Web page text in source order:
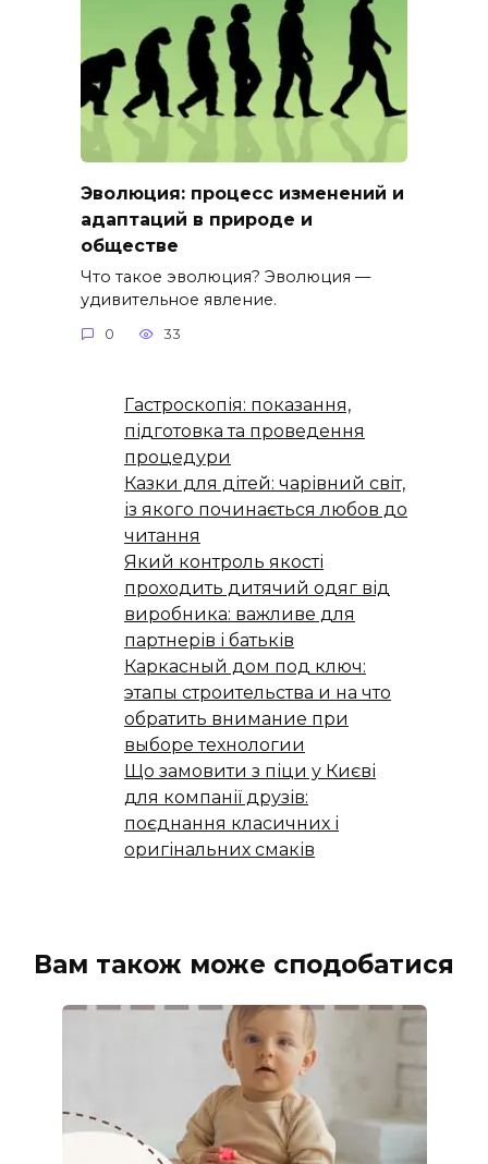
Эволюция: процесс изменений и
адаптаций в природе и
обществе
Что такое эволюция? Эволюция —
удивительное явление.
0 33
Гастроскопія: показання,
підготовка та проведення
процедури
Казки для дітей: чарівний світ,
із якого починається любов до
читання
Який контроль якості
проходить дитячий одяг від
виробника: важливе для
партнерів і батьків
Каркасный дом под ключ:
этапы строительства и на что
обратить внимание при
выборе технологии
Що замовити з піци у Києві
для компанії друзів:
поєднання класичних і
оригінальних смаків
Вам також може сподобатися